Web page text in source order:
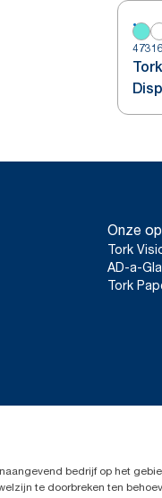
Onze
Tork
AD-a-
Tork
bedrijf op het
te doorbreken ten